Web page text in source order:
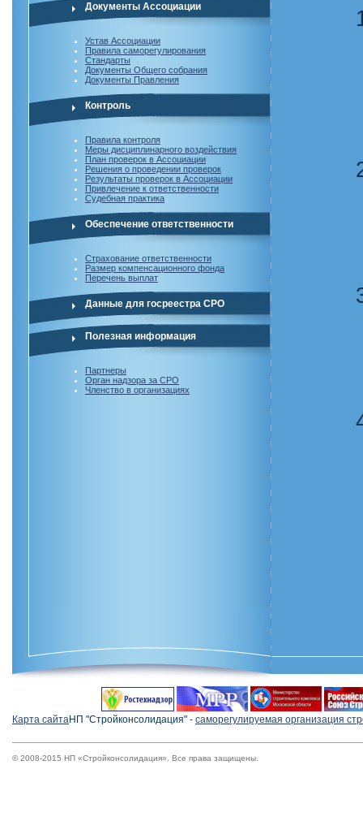
Документы Ассоциации
Устав Ассоциации
Правила саморегулирования
Стандарты
Документы Общего собрания
Документы Правления
Контроль
Правила контроля
Меры дисциплинарного воздействия
План проверок в Ассоциации
Решения о проведении проверок
Результаты проверок в Ассоциации
Привлечение к ответственности
Судебная практика
Обеспечение ответственности
Страхование ответственности
Размер компенсационного фонда
Перечень выплат
Данные для госреестра СРО
Полезная информация
Партнеры
Орган надзора за СРО
Членство в организациях
Карта сайтаНП "Стройконсолидация" - cаморегулируемая организация
© 2008-2015 НП «Стройконсолидация». Все права защищены.